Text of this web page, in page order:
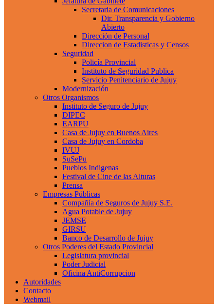
Secretaria de Comunicaciones
Dir. Transparencia y Gobierno
Abierto
Dirección de Personal
Direccion de Estadisticas y Censos
Seguridad
Policía Provincial
Instituto de Seguridad Publica
Servicio Penitenciario de Jujuy
Modernización
Otros Organismos
Instituto de Seguro de Jujuy
DIPEC
EARPU
Casa de Jujuy en Buenos Aires
Casa de Jujuy en Cordoba
IVUJ
SuSePu
Pueblos Indigenas
Festival de Cine de las Alturas
Prensa
Empresas Públicas
Compañía de Seguros de Jujuy S.E.
Agua Potable de Jujuy
JEMSE
GIRSU
Banco de Desarrollo de Jujuy
Otros Poderes del Estado Provincial
Legislatura provincial
Poder Judicial
Oficina AntiCorrupcion
Autoridades
Contacto
Webmail